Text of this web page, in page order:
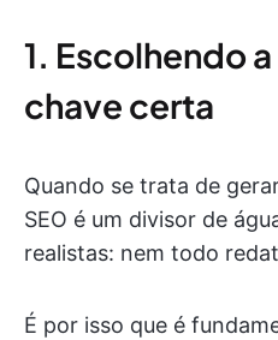
1. Escolhendo
chave certa
Quando se trata de
SEO é um divisor de
realistas: nem todo
É por isso que é